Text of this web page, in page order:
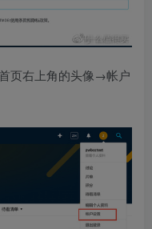
页右上角的头像→帐户